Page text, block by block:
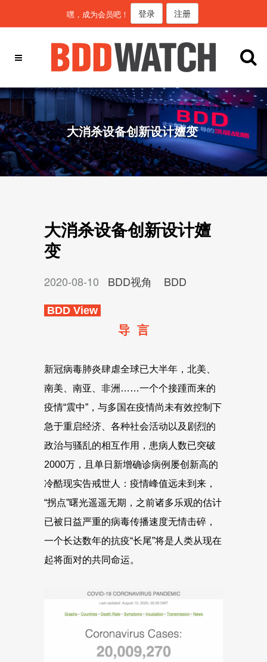
嘿，成为会员吧！ 登录 注册
大消杀设备创新设计嬗变
大消杀设备创新设计嬗
变
2020-08-10 BDD视角 BDD
BDD View
导 言
新冠病毒肺炎肆虐全球已大半年，北美、
南美、南亚、非洲……一个个接踵而来的
疫情“震中”，与多国在疫情尚未有效控制下
急于重启经济、各种社会活动以及剧烈的
政治与骚乱的相互作用，患病人数已突破
2000万，且单日新增确诊病例屡创新高的
冷酷现实告戒世人：疫情峰值远未到来，
“拐点”曙光遥遥无期，之前诸多乐观的估计
已被日益严重的病毒传播速度无情击碎，
一个长达数年的抗疫“长尾”将是人类从现在
起将面对的共同命运。